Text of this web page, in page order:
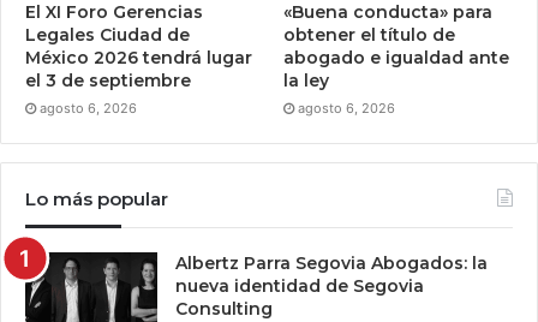
El XI Foro Gerencias
Legales Ciudad de
México 2026 tendrá lugar
el 3 de septiembre
agosto 6, 2026
«Buena conducta» para
obtener el título de
abogado e igualdad ante
la ley
agosto 6, 2026
Lo más popular
Albertz Parra Segovia Abogados: la
nueva identidad de Segovia
Consulting